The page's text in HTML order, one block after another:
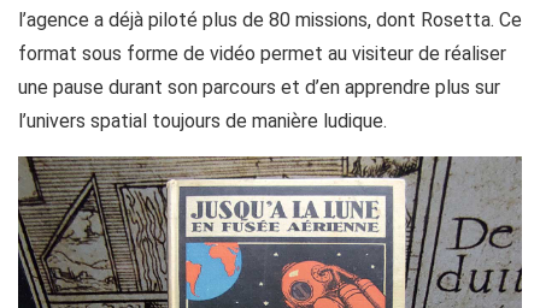
l’agence a déjà piloté plus de 80 missions, dont Rosetta. Ce
format sous forme de vidéo permet au visiteur de réaliser
une pause durant son parcours et d’en apprendre plus sur
l’univers spatial toujours de manière ludique.